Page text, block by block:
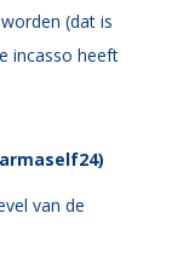
(dat is
incasso heeft
van de